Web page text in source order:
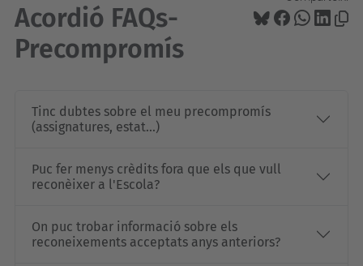
Acordió FAQs-
Precompromís
Tinc dubtes sobre el meu precompromís
(assignatures, estat...)
Puc fer menys crèdits fora que els que vull
reconèixer a l'Escola?
On puc trobar informació sobre els
reconeixements acceptats anys anteriors?